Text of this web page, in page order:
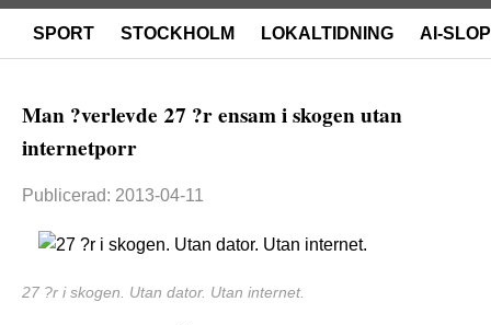
SPORT STOCKHOLM LOKALTIDNING AI-SLOP
Man ?verlevde 27 ?r ensam i skogen utan
internetporr
Publicerad: 2013-04-11
27 ?r i skogen. Utan dator. Utan internet.